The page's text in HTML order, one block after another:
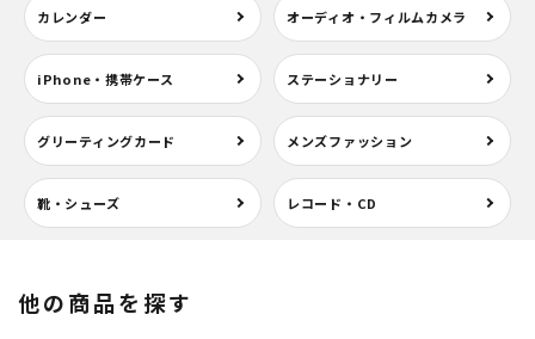
カレンダー オーディオ・フィルムカメラ
iPhone・携帯ケース ステーショナリー
グリーティングカード メンズファッション
靴・シューズ レコード・CD
他の商品を探す